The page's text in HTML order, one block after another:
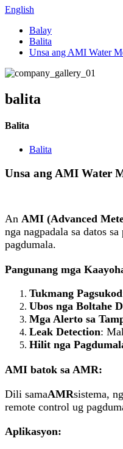
English
Balay
Balita
Unsa ang AMI Water
balita
Balita
Balita
Unsa ang AMI Water
An AMI (Advanced
nga nagpadala sa datos
pagdumala.
Pangunang mga
Tukmang Pagsukod
Ubos nga Boltahe
Mga Alerto sa
Leak Detection:
Hilit nga
AMI batok sa AMR:
Dili samaAMRsistema,
remote control ug
Aplikasyon: